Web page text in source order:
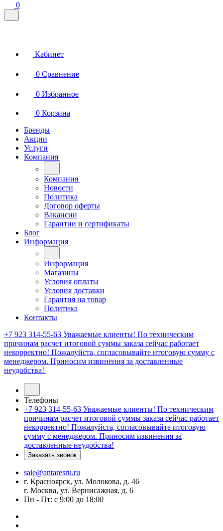
0
Кабинет
0 Сравнение
0 Избранное
0 Корзина
Бренды
Акции
Услуги
Компания
Компания
Новости
Политика
Договор оферты
Вакансии
Гарантии и сертификаты
Блог
Информация
Информация
Магазины
Условия оплаты
Условия доставки
Гарантия на товар
Политика
Контакты
+7 923 314-55-63 Уважаемые клиенты! По техническим
причинам расчет итоговой суммы заказа сейчас работает
некорректно! Пожалуйста, согласовывайте итоговую сумму с
менеджером. Приносим извинения за доставленные
неудобства!
Телефоны
+7 923 314-55-63 Уважаемые клиенты! По техническим
причинам расчет итоговой суммы заказа сейчас работает
некорректно! Пожалуйста, согласовывайте итоговую
сумму с менеджером. Приносим извинения за
доставленные неудобства!
Заказать звонок
sale@antaresru.ru
г. Красноярск, ул. Молокова, д. 46
г. Москва, ул. Вернисажная, д. 6
Пн - Пт: с 9:00 до 18:00